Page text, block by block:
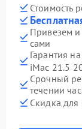
Стоимость
Привезем
сами
Гарантия
iMac 21.5
Срочный
течении
Скидка для